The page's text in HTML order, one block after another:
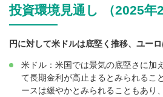
投資環境見通し （2025年2
円に対して米ドルは底堅く推移、ユー
米ドル：米国では景気の底堅さに加
て長期金利が高止まるとみられるこ
ースは緩やかとみられることもあり